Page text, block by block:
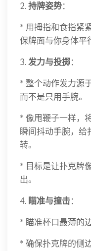
2.持牌姿势：
* 用拇指和食指紧
保牌面与你身体平
3.发力与投掷：
* 整个动作发力源
而不是只用手腕。
* 像甩鞭子一样，
瞬间抖动手腕，给
转。
* 目标是让扑克牌
出。
4. 瞄准与撞击：
* 瞄准杯口最薄的
* 确保扑克牌的侧